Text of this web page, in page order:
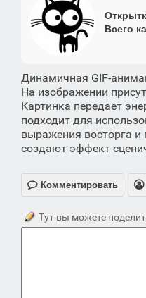
Всего
Динамичная GIF-
На изображении
Картинка передает
подходит для
выражения восторга и
создают эффект
 Комментировать 
Тут вы можете